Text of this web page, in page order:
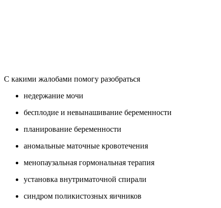
С какими жалобами помогу разобраться
недержание мочи
бесплодие и невынашивание беременности
планирование беременности
аномальные маточные кровотечения
менопаузальная гормональная терапия
установка внутриматочной спирали
синдром поликистозных яичников